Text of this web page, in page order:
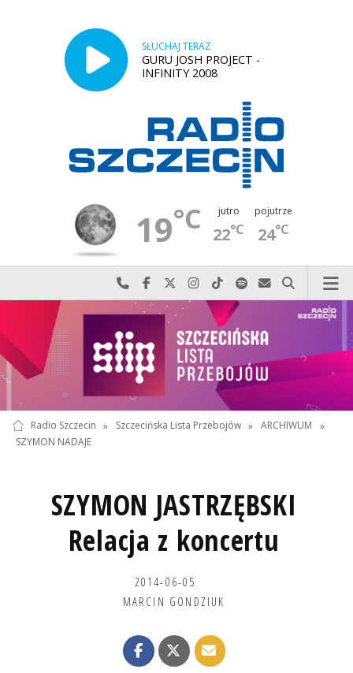
SŁUCHAJ TERAZ
GURU JOSH PROJECT -
INFINITY 2008
19°C jutro
22°C
pojutrze
24°C
Najlepiej po prostu do nas zadzwoń
Odwiedź nas na Facebook-u
Odwiedź nas na X
Odwiedź nas na Instagram-ie
Odwiedź nas na TikTok-u
Szukaj nas na Spotify
Wyślij do nas
Szukaj
Radio Szczecin » Szczecińska Lista Przebojów » ARCHIWUM
»
SZYMON NADAJE
SZYMON JASTRZĘBSKI
Relacja z koncertu
2014-06-05
MARCIN GONDZIUK